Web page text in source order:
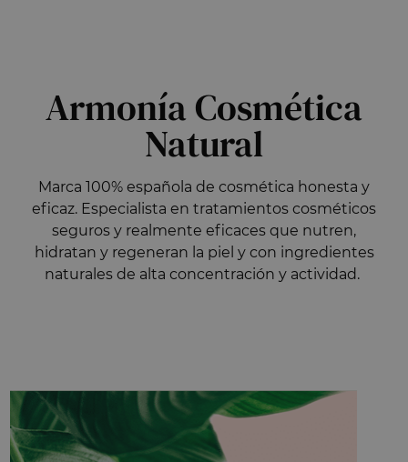
Armonía Cosmética
Natural
Marca 100% española de cosmética honesta y
eficaz. Especialista en tratamientos cosméticos
seguros y realmente eficaces que nutren,
hidratan y regeneran la piel y con ingredientes
naturales de alta concentración y actividad.